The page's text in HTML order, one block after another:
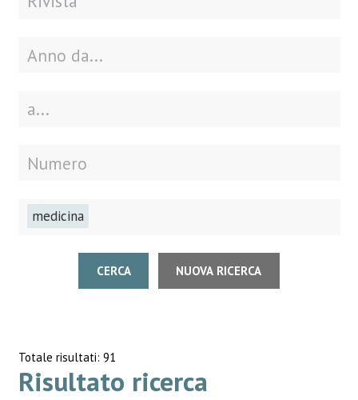
medicina
CERCA NUOVA RICERCA
Totale risultati: 91
Risultato ricerca